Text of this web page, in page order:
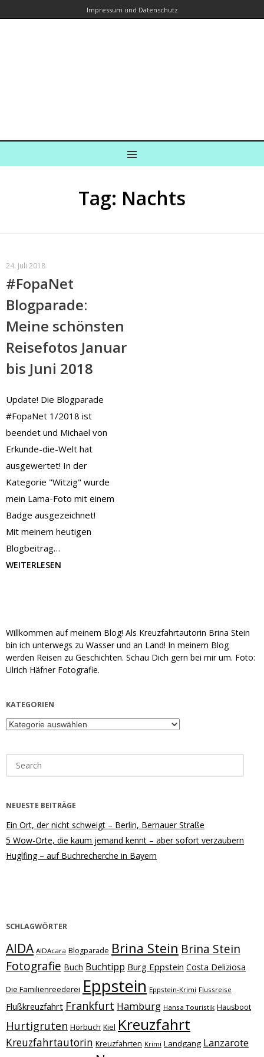
Impressum und Datenschutz
MENU
Tag: Nachts
24. Juli 2018
#FopaNet
Blogparade:
Meine schönsten
Reisefotos Januar
bis Juni 2018
Update! Die Blogparade
#FopaNet 1/2018 ist
beendet und Michael von
Erkunde-die-Welt hat
ausgewertet! In der
Kategorie "Witzig" wurde
mein Lama-Foto mit einem
Badge ausgezeichnet!
Mit meinem heutigen
Blogbeitrag…
WEITERLESEN
Willkommen auf meinem Blog! Als Kreuzfahrtautorin Brina Stein
bin ich unterwegs zu Wasser und an Land! In meinem Blog
werden Reisen zu Geschichten. Schau Dich gern bei mir um. Foto:
Ulrich Häfner Fotografie.
KATEGORIEN
Kategorien
for:
NEUESTE BEITRÄGE
Ein Ort, der nicht schweigt – Berlin, Bernauer Straße
5 Wow-Orte, die kaum jemand kennt – aber sofort verzaubern
Huglfing – auf Buchrecherche in Bayern
SCHLAGWÖRTER
AIDA AIDAcara Blogparade Brina Stein Brina Stein
Fotografie Buch Buchtipp Burg Eppstein Costa Deliziosa
Die Familienreederei Eppstein Eppstein-Krimi Flussreise
Flußkreuzfahrt Frankfurt Hamburg Hansa Touristik Hausboot
Hurtigruten Hörbuch Kiel Kreuzfahrt
Kreuzfahrtautorin Kreuzfahrten Krimi Landgang Lanzarote